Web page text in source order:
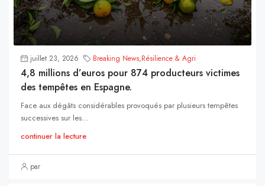
juillet 23, 2026 Breaking News,Résilience & Agri
4,8 millions d’euros pour 874 producteurs victimes
des tempêtes en Espagne.
Face aux dégâts considérables provoqués par plusieurs tempêtes
successives sur les...
continuer la lecture
par